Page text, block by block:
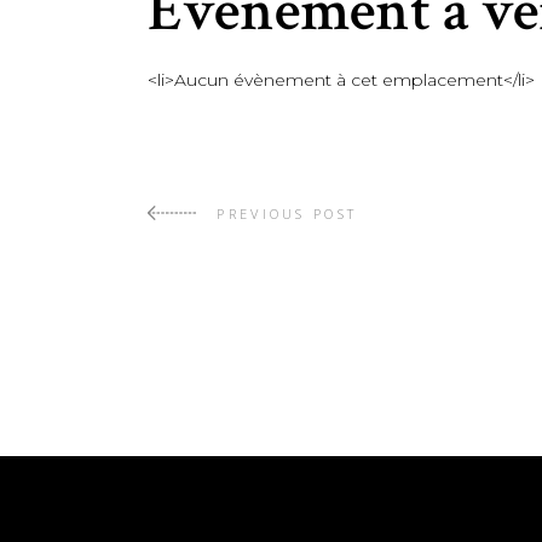
<li>Aucun évènement à cet emplacement</li>
PREVIOUS POST